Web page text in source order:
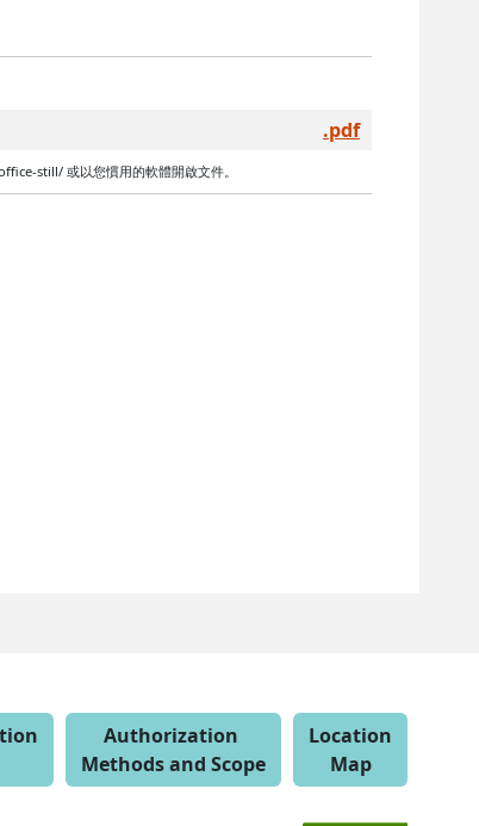
.pdf
still/ 或以您慣用的軟體開啟文件。
Authorization
Methods and Scope
Location
Map